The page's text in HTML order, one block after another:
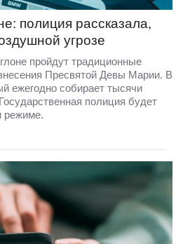
полиция рассказала,
угрозе
пройдут традиционные
Пресвятой Девы Марии. В
ежегодно собирает тысячи
полиция будет
режиме.